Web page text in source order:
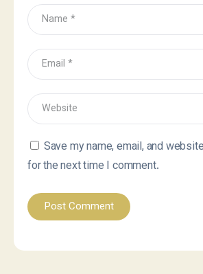
Save my name, email, and
for the next time I comment.